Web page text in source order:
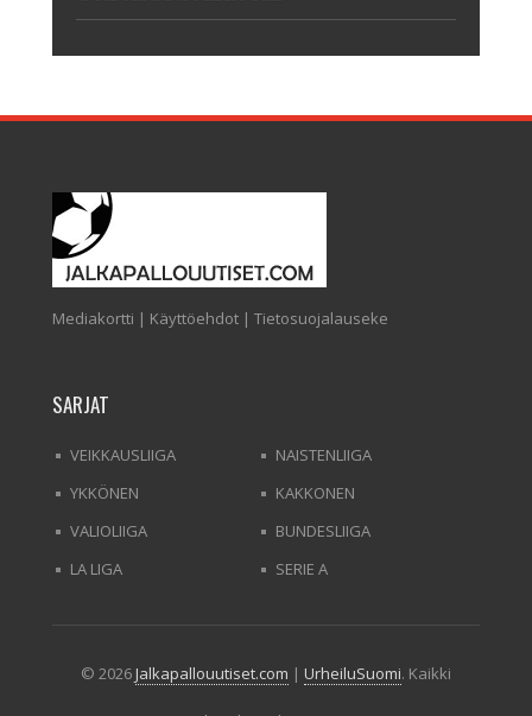
Mediakortti | Käyttöehdot | Tietosuojalauseke
SARJAT
VEIKKAUSLIIGA
NAISTENLIIGA
YKKÖNEN
KAKKONEN
VALIOLIIGA
BUNDESLIIGA
LA LIGA
SERIE A
© 2026 Jalkapallouutiset.com | UrheiluSuomi. Kaikki